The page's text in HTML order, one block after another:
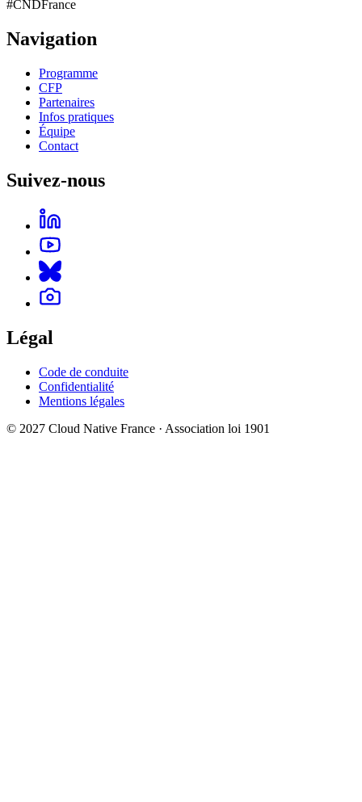
#CNDFrance
Navigation
Programme
CFP
Partenaires
Infos pratiques
Équipe
Contact
Suivez-nous
Légal
Code de conduite
Confidentialité
Mentions légales
© 2027 Cloud Native France · Association loi 1901